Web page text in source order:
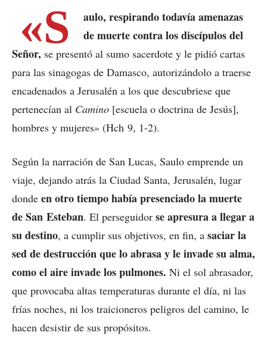
«S
aulo, respirando todavía amenazas
de muerte contra los discípulos del
Señor, se presentó al sumo sacerdote y le pidió cartas
para las sinagogas de Damasco, autorizándolo a traerse
encadenados a Jerusalén a los que descubriese que
pertenecían al Camino [escuela o doctrina de Jesús],
hombres y mujeres» (Hch 9, 1-2).
Según la narración de San Lucas, Saulo emprende un
viaje, dejando atrás la Ciudad Santa, Jerusalén, lugar
donde en otro tiempo había presenciado la muerte
de San Esteban. El perseguidor se apresura a llegar a
su destino, a cumplir sus objetivos, en fin, a saciar la
sed de destrucción que lo abrasa y le invade su alma,
como el aire invade los pulmones. Ni el sol abrasador,
que provocaba altas temperaturas durante el día, ni las
frías noches, ni los traicioneros peligros del camino, le
hacen desistir de sus propósitos.